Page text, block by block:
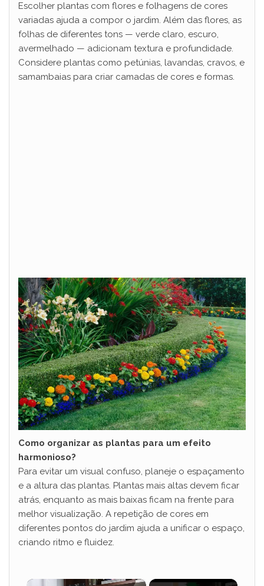
Escolher plantas com flores e folhagens de cores
variadas ajuda a compor o jardim. Além das flores, as
folhas de diferentes tons — verde claro, escuro,
avermelhado — adicionam textura e profundidade.
Considere plantas como petúnias, lavandas, cravos, e
samambaias para criar camadas de cores e formas.
Como organizar as plantas para um efeito
harmonioso?
Para evitar um visual confuso, planeje o espaçamento
e a altura das plantas. Plantas mais altas devem ficar
atrás, enquanto as mais baixas ficam na frente para
melhor visualização. A repetição de cores em
diferentes pontos do jardim ajuda a unificar o espaço,
criando ritmo e fluidez.
×